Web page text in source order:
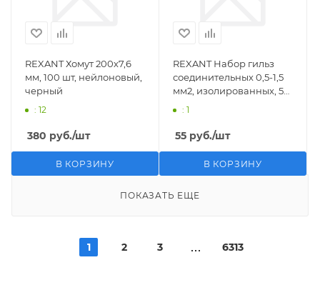
REXANT Хомут 200х7,6
мм, 100 шт, нейлоновый,
черный
: 12
380 руб./шт
В КОРЗИНУ
REXANT Набор гильз
соединительных 0,5-1,5
мм2, изолированных, 5
: 1
55 руб./шт
В КОРЗИНУ
ПОКАЗАТЬ ЕЩЕ
1 2 3 6313